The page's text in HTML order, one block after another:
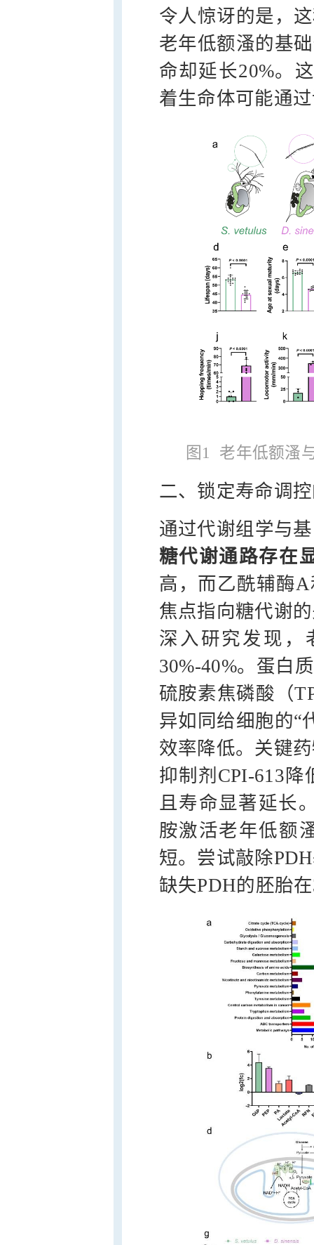
令人惊讶的是，
老年低额溞的基
命却延长20%。
着生命体可能通
图1 老年低额溞
二、锁定寿命调
通过代谢组学与
糖代谢通路存在
高，而乙酰辅酶
焦点指向糖代谢
深入研究发现，
30%-40%。蛋白
硫胺素焦磷酸（
异如同给细胞的“
效率降低。关键
抑制剂CPI-613
且寿命显著延长
胺激活老年低额
短。尝试敲除
缺失PDH的胚胎